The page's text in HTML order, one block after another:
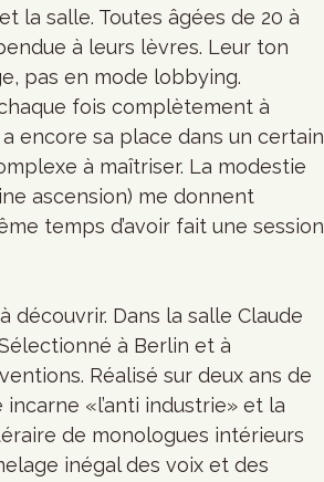
la salle. Toutes âgées de 20 à
à leurs lèvres. Leur ton
pas en mode lobbying.
fois complètement à
encore sa place dans un certain
à maîtriser. La modestie
ascension) me donnent
temps d’avoir fait une session
découvrir. Dans la salle Claude
à Berlin et à
Réalisé sur deux ans de
«l’anti industrie» et la
de monologues intérieurs
inégal des voix et des